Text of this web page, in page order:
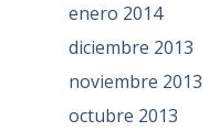
enero 2014
diciembre 2013
noviembre 2013
octubre 2013